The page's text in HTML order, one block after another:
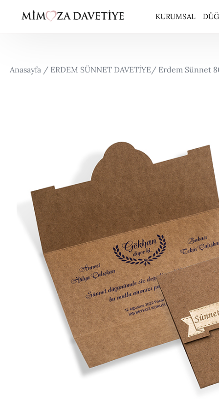
KURUMSAL
Anasayfa / ERDEM SÜNNET DAVETİYE/ Erdem Sünnet